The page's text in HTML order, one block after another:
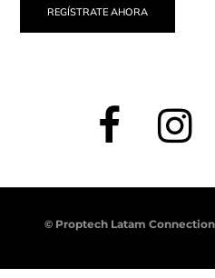
REGÍSTRATE AHORA
© Proptech Latam Connection